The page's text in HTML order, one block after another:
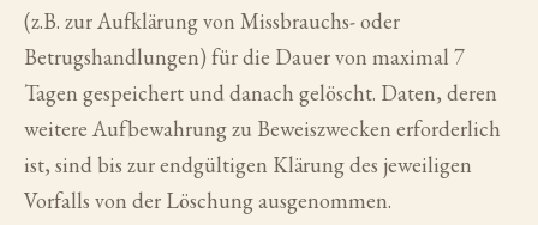
(z.B. zur Aufklärung von Missbrauchs- oder
Betrugshandlungen) für die Dauer von maximal 7
Tagen gespeichert und danach gelöscht. Daten, deren
weitere Aufbewahrung zu Beweiszwecken erforderlich
ist, sind bis zur endgültigen Klärung des jeweiligen
Vorfalls von der Löschung ausgenommen.